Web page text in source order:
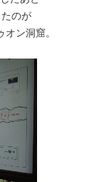
のが
ン洞窟。